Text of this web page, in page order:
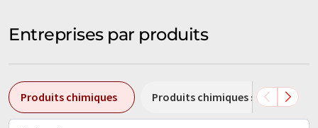
Entreprises par produits
Produits chimiques Produits chimiques spéciaux